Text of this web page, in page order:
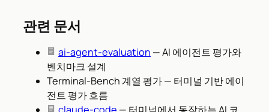
관련 문서
ai-agent-evaluation — AI 에이전트 평가와
벤치마크 설계
Terminal-Bench 계열 평가 — 터미널 기반 에이
전트 평가 흐름